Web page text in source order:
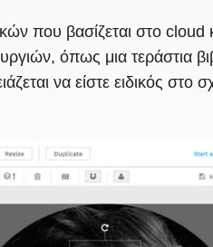
βασίζεται στο cloud και
όπως μια τεράστια
να είστε ειδικός στο